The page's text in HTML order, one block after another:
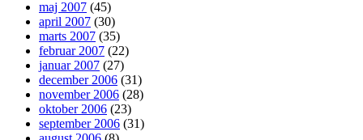
maj 2007 (45)
april 2007 (30)
marts 2007 (35)
februar 2007 (22)
januar 2007 (27)
december 2006 (31)
november 2006 (28)
oktober 2006 (23)
september 2006 (31)